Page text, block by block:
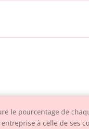
le pourcentage de
à celle de ses